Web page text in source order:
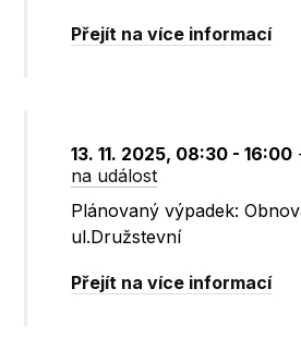
Přejít na více informací
13. 11. 2025, 08:30 - 16:00
na událost
Plánovaný výpadek:
ul.Družstevní
Přejít na více informací